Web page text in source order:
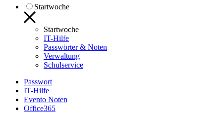
Startwoche
Startwoche
IT-Hilfe
Passwörter & Noten
Verwaltung
Schulservice
Passwort
IT-Hilfe
Evento Noten
Office365